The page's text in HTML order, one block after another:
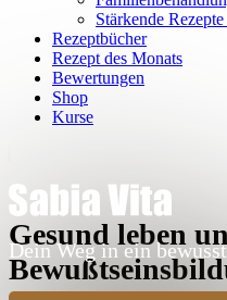
Stärkende
Rezeptbücher
Rezept des Monats
Bewertungen
Shop
Kurse
Dein Weg in ein
Gesund leben